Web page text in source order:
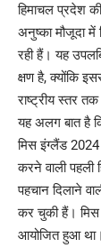
हिमाचल प्रदेश
अनुष्का मौजूदा में
रही हैं। यह
क्षण है, क्योंकि
राष्ट्रीय स्तर
यह अलग बात है
मिस इंग्लैंड
करने वाली पहली
पहचान दिलाने
कर चुकी हैं।
आयोजित हुआ था।